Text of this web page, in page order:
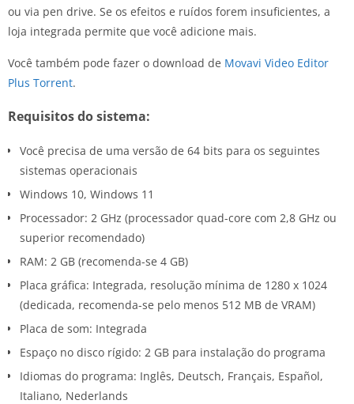
ou via pen drive. Se os efeitos e ruídos forem insuficientes, a
loja integrada permite que você adicione mais.
Você também pode fazer o download de Movavi Video Editor
Plus Torrent.
Requisitos do sistema:
Você precisa de uma versão de 64 bits para os seguintes
sistemas operacionais
Windows 10, Windows 11
Processador: 2 GHz (processador quad-core com 2,8 GHz ou
superior recomendado)
RAM: 2 GB (recomenda-se 4 GB)
Placa gráfica: Integrada, resolução mínima de 1280 x 1024
(dedicada, recomenda-se pelo menos 512 MB de VRAM)
Placa de som: Integrada
Espaço no disco rígido: 2 GB para instalação do programa
Idiomas do programa: Inglês, Deutsch, Français, Español,
Italiano, Nederlands